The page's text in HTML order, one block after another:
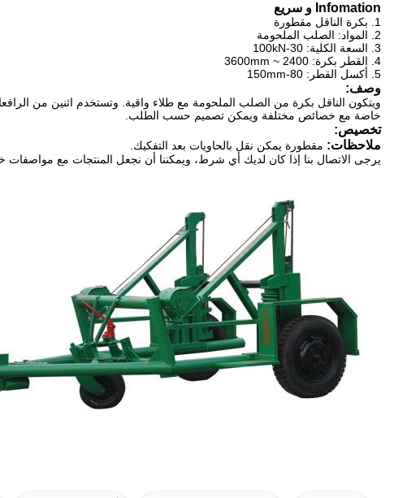
Infomation و سريع
1. بكرة الناقل مقطورة
2. المواد: الصلب الملحومة
3. السعة الكلية: 30-100kN
4. القطر بكرة: 2400 ~ 3600mm
5. أكسل القطر: 80-150mm
وصف:
ويتكون الناقل بكرة من الصلب الملحومة مع طلاء واقية. وتستخدم اثنين من
خاصة مع خصائص مختلفة ويمكن تصميم حسب الطلب.
تخصيص:
ملاحظات: مقطورة يمكن نقل بالحاويات بعد التفكيك.
يرجى الاتصال بنا إذا كان لديك أي شرط، ويمكننا أن نجعل المنتجات مع مواصفات